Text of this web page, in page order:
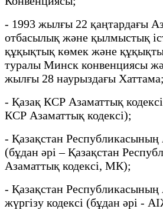
- 1993 жылғы 22 қаңтардағы
отбасылық және қылмыстық
құқықтық көмек және
туралы Минск конвенциясы
жылғы 28 наурыздағы Хаттама;
- Қазақ КСР Азаматтық
КСР Азаматтық кодексі);
- Қазақстан Республикасының
(бұдан әрі – Қазақстан
Азаматтық кодексі, МК);
- Қазақстан Республикасының
жүргізу кодексі (бұдан әрі -